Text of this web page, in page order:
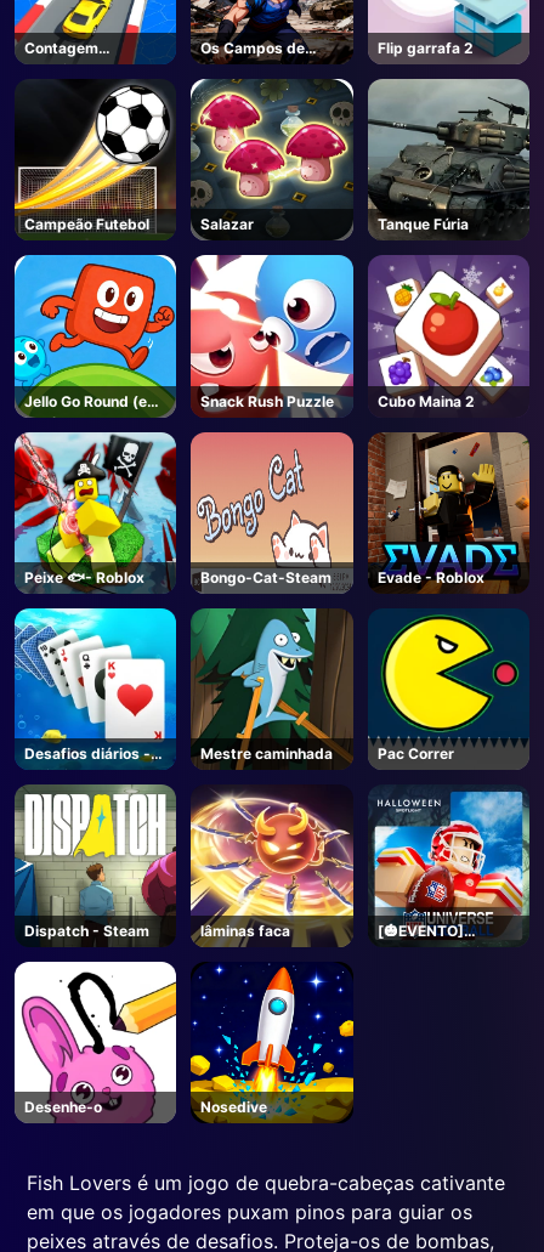
Contagem
Velocidade 3D
Os Campos de
Batalha Mais Fortes
- Roblox
Flip garrafa 2
Campeão Futebol Salazar Tanque Fúria
Jello Go Round (em
inglês)
Snack Rush Puzzle Cubo Maina 2
Peixe 🐟- Roblox Bongo-Cat-Steam Evade - Roblox
Desafios diários -
Solitaire
Mestre caminhada Pac Correr
Dispatch - Steam lâminas faca
[🎃EVENTO]
Futebol do Universo
Desenhe-o Nosedive
Fish Lovers é um jogo de quebra-cabeças cativante
em que os jogadores puxam pinos para guiar os
peixes através de desafios. Proteja-os de bombas,